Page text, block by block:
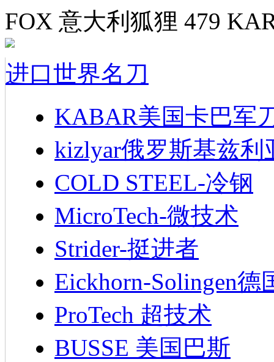
FOX 意大利狐狸 479
进口世界名刀
KABAR美国卡巴军
kizlyar俄罗斯基兹利
COLD STEEL-冷钢
MicroTech-微技术
Strider-挺进者
Eickhorn-Solingen德
ProTech 超技术
BUSSE 美国巴斯